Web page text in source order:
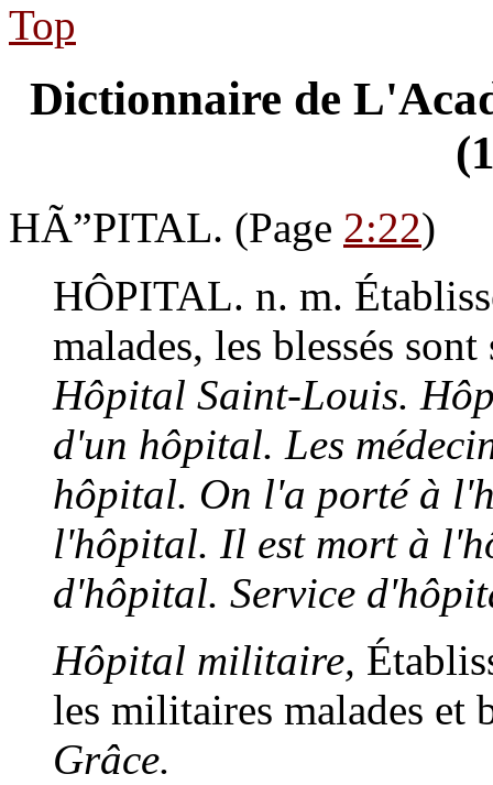
Top
Dictionnaire de
HÃ”PITAL. (Page 2:22)
HÔPITAL. n. m.
malades, les blessés sont
Hôpital Saint-Louis.
d'un hôpital. Les
hôpital. On l'a porté à
l'hôpital. Il est mort à
d'hôpital. Service
Hôpital militaire,
les militaires malades et
Grâce.